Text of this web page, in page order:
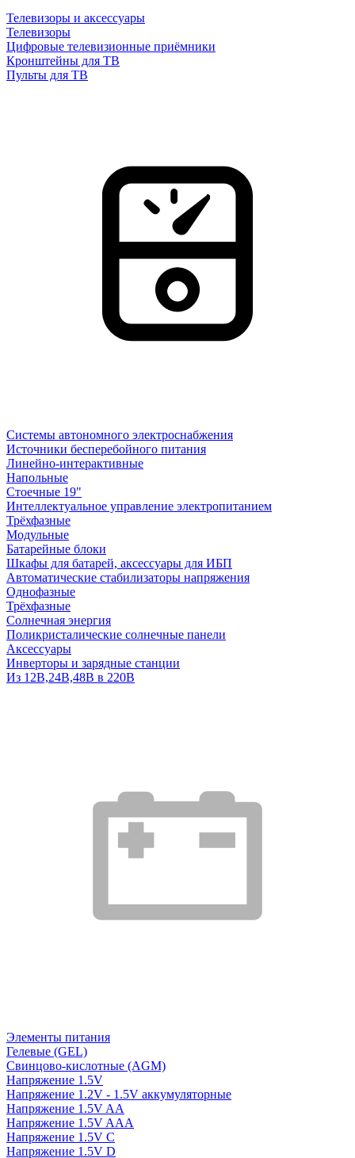
Телевизоры и аксессуары
Телевизоры
Цифровые телевизионные приёмники
Кронштейны для ТВ
Пульты для ТВ
Системы автономного электроснабжения
Источники бесперебойного питания
Линейно-интерактивные
Напольные
Стоечные 19"
Интеллектуальное управление электропитанием
Трёхфазные
Модульные
Батарейные блоки
Шкафы для батарей, аксессуары для ИБП
Автоматические стабилизаторы напряжения
Однофазные
Трёхфазные
Солнечная энергия
Поликристалические солнечные панели
Аксессуары
Инверторы и зарядные станции
Из 12В,24В,48В в 220В
Элементы питания
Гелевые (GEL)
Свинцово-кислотные (AGM)
Напряжение 1.5V
Напряжение 1.2V - 1.5V аккумуляторные
Напряжение 1.5V AA
Напряжение 1.5V AAA
Напряжение 1.5V C
Напряжение 1.5V D